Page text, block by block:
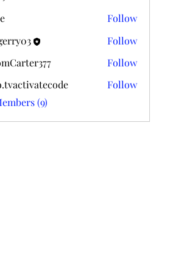
Follow
Follow
Follow
Follow
(9)